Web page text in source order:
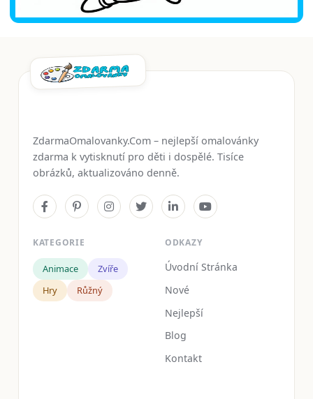
ZdarmaOmalovanky.Com – nejlepší omalovánky
zdarma k vytisknutí pro děti i dospělé. Tisíce
obrázků, aktualizováno denně.
KATEGORIE
Animace
Zvíře
Hry
Růžný
ODKAZY
Úvodní Stránka
Nové
Nejlepší
Blog
Kontakt